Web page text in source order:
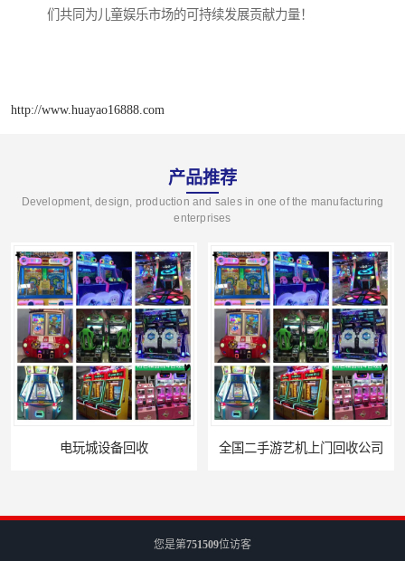
们共同为儿童娱乐市场的可持续发展贡献力量！
http://www.huayao16888.com
产品推荐
Development, design, production and sales in one of the manufacturing
enterprises
全国二手游艺机上门回收公司 电玩城整场回收
您是第751509位访客